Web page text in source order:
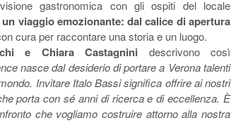
gastronomica con gli ospiti del locale
un viaggio emozionante: dal calice di apertura
cura per raccontare una storia e un luogo.
e Chiara Castagnini descrivono così
nasce dal desiderio di portare a Verona talenti
Invitare Italo Bassi significa offrire ai nostri
porta con sé anni di ricerca e di eccellenza. È
che vogliamo costruire attorno alla nostra